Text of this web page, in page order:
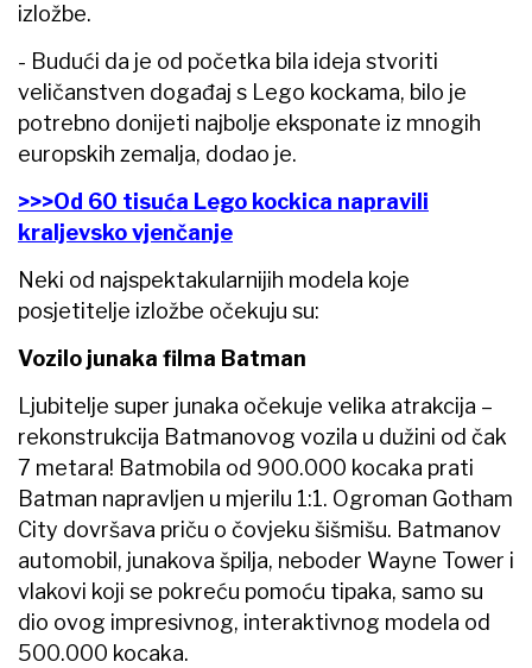
izložbe.
- Budući da je od početka bila ideja stvoriti
veličanstven događaj s Lego kockama, bilo je
potrebno donijeti najbolje eksponate iz mnogih
europskih zemalja, dodao je.
>>>Od 60 tisuća Lego kockica napravili
kraljevsko vjenčanje
Neki od najspektakularnijih modela koje
posjetitelje izložbe očekuju su:
Vozilo junaka filma Batman
Ljubitelje super junaka očekuje velika atrakcija –
rekonstrukcija Batmanovog vozila u dužini od čak
7 metara! Batmobila od 900.000 kocaka prati
Batman napravljen u mjerilu 1:1. Ogroman Gotham
City dovršava priču o čovjeku šišmišu. Batmanov
automobil, junakova špilja, neboder Wayne Tower i
vlakovi koji se pokreću pomoću tipaka, samo su
dio ovog impresivnog, interaktivnog modela od
500.000 kocaka.